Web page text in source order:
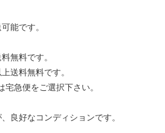
能です。
無料です。
送料無料です。
急便をご選択下さい。
良好なコンディションです。